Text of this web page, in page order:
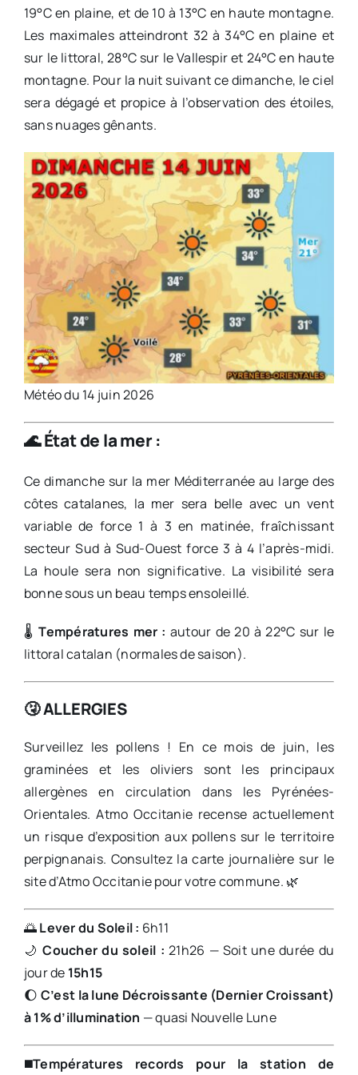
19°C en plaine, et de 10 à 13°C en haute montagne.
Les maximales atteindront 32 à 34°C en plaine et
sur le littoral, 28°C sur le Vallespir et 24°C en haute
montagne. Pour la nuit suivant ce dimanche, le ciel
sera dégagé et propice à l’observation des étoiles,
sans nuages gênants.
Météo du 14 juin 2026
🌊État de la mer :
Ce dimanche sur la mer Méditerranée au large des
côtes catalanes, la mer sera belle avec un vent
variable de force 1 à 3 en matinée, fraîchissant
secteur Sud à Sud-Ouest force 3 à 4 l’après-midi.
La houle sera non significative. La visibilité sera
bonne sous un beau temps ensoleillé.
🌡️Températures mer : autour de 20 à 22°C sur le
littoral catalan (normales de saison).
🤧ALLERGIES
Surveillez les pollens ! En ce mois de juin, les
graminées et les oliviers sont les principaux
allergènes en circulation dans les Pyrénées-
Orientales. Atmo Occitanie recense actuellement
un risque d’exposition aux pollens sur le territoire
perpignanais. Consultez la carte journalière sur le
site d’Atmo Occitanie pour votre commune. 🌿
🌅Lever du Soleil : 6h11
🌙Coucher du soleil : 21h26 — Soit une durée du
jour de 15h15
🌔 C’est la lune Décroissante (Dernier Croissant)
à 1% d’illumination — quasi Nouvelle Lune
◼️Températures records pour la station de